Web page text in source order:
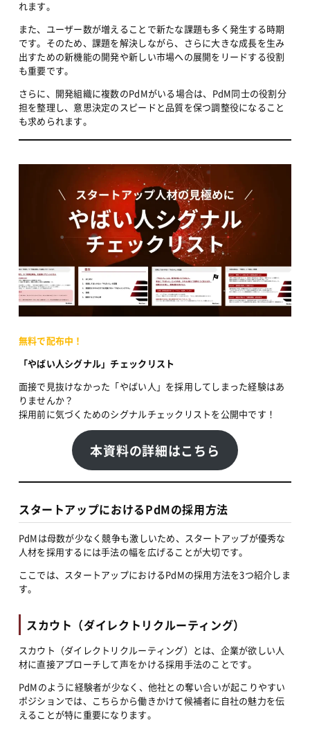
れます。
また、ユーザー数が増えることで新たな課題も多く発生する時期
です。そのため、課題を解決しながら、さらに大きな成長を生み
出すための新機能の開発や新しい市場への展開をリードする役割
も重要です。
さらに、開発組織に複数のPdMがいる場合は、PdM同士の役割分
担を整理し、意思決定のスピードと品質を保つ調整役になること
も求められます。
無料で配布中！
「やばい人シグナル」チェックリスト
面接で見抜けなかった「やばい人」を採用してしまった経験はあ
りませんか？
採用前に気づくためのシグナルチェックリストを公開中です！
本資料の詳細はこちら
スタートアップにおけるPdMの採用方法
PdMは母数が少なく競争も激しいため、スタートアップが優秀な
人材を採用するには手法の幅を広げることが大切です。
ここでは、スタートアップにおけるPdMの採用方法を3つ紹介しま
す。
スカウト（ダイレクトリクルーティング）
スカウト（ダイレクトリクルーティング）とは、企業が欲しい人
材に直接アプローチして声をかける採用手法のことです。
PdMのように経験者が少なく、他社との奪い合いが起こりやすい
ポジションでは、こちらから働きかけて候補者に自社の魅力を伝
えることが特に重要になります。